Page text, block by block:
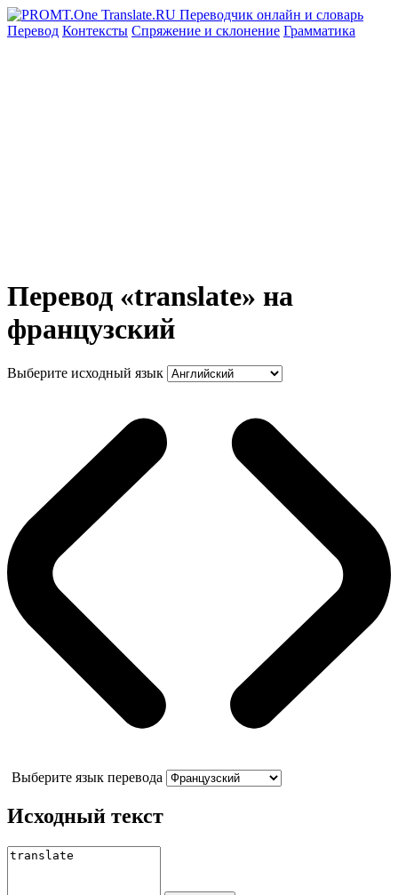
Перевод Контексты Спряжение и склонение Грамматика
Перевод «translate» на
французский
Выберите исходный язык
Выберите язык перевода
Исходный текст